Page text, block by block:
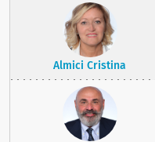
Almici Cristina